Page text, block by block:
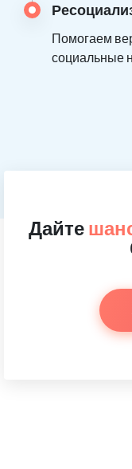
Помогаем
социальные
Дайте